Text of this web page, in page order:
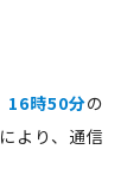
16時50分の
より、通信